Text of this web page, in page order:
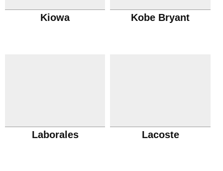
Kiowa Kobe Bryant
Laborales Lacoste